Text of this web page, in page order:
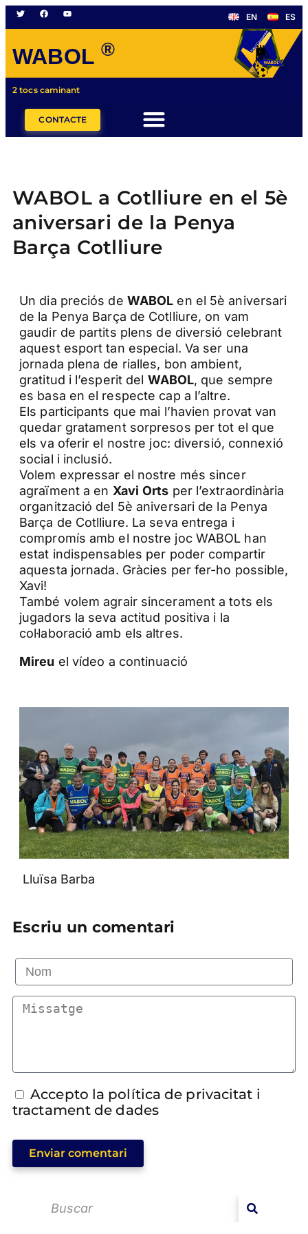
EN ES
WABOL ®
2 tocs caminant
CONTACTE
WABOL a Cotlliure en el 5è
aniversari de la Penya
Barça Cotlliure
Un dia preciós de WABOL en el 5è aniversari
de la Penya Barça de Cotlliure, on vam
gaudir de partits plens de diversió celebrant
aquest esport tan especial. Va ser una
jornada plena de rialles, bon ambient,
gratitud i l’esperit del WABOL, que sempre
es basa en el respecte cap a l’altre.
Els participants que mai l’havien provat van
quedar gratament sorpresos per tot el que
els va oferir el nostre joc: diversió, connexió
social i inclusió.
Volem expressar el nostre més sincer
agraïment a en Xavi Orts per l’extraordinària
organització del 5è aniversari de la Penya
Barça de Cotlliure. La seva entrega i
compromís amb el nostre joc WABOL han
estat indispensables per poder compartir
aquesta jornada. Gràcies per fer-ho possible,
Xavi!
També volem agrair sincerament a tots els
jugadors la seva actitud positiva i la
col·laboració amb els altres.
Mireu el vídeo a continuació
Lluïsa Barba
Escriu un comentari
Accepto la política de privacitat i
tractament de dades
Enviar comentari